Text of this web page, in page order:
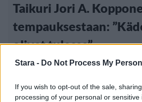
Stara - Do Not Process My
If you wish to opt-out of the sale,
processing of your personal or
Taikuri Jori A.
tempauksestaan:
olivat tulessa”